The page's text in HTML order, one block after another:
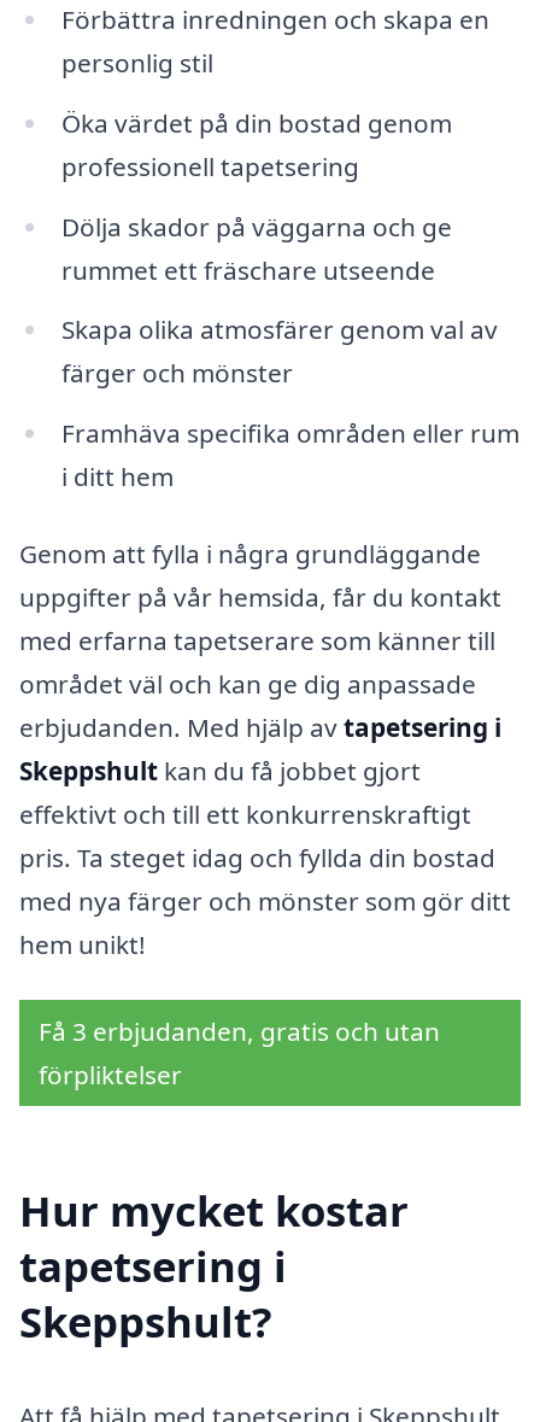
Förbättra inredningen och skapa en
personlig stil
Öka värdet på din bostad genom
professionell tapetsering
Dölja skador på väggarna och ge
rummet ett fräschare utseende
Skapa olika atmosfärer genom val av
färger och mönster
Framhäva specifika områden eller rum
i ditt hem
Genom att fylla i några grundläggande
uppgifter på vår hemsida, får du kontakt
med erfarna tapetserare som känner till
området väl och kan ge dig anpassade
erbjudanden. Med hjälp avtapetsering i
Skeppshult kan du få jobbet gjort
effektivt och till ett konkurrenskraftigt
pris. Ta steget idag och fyllda din bostad
med nya färger och mönster som gör ditt
hem unikt!
Få 3 erbjudanden, gratis och utan
förpliktelser
Hur mycket kostar
tapetsering i
Skeppshult?